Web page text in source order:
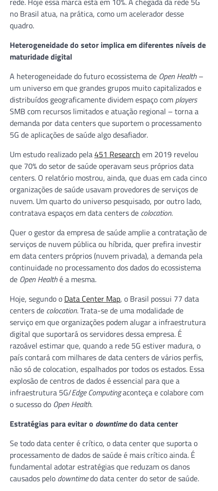
no Brasil atua, na prática, como um acelerador desse
quadro.
Heterogeneidade do setor implica em diferentes níveis de
maturidade digital
A heterogeneidade do futuro ecossistema de Open Health–
um universo em que grandes grupos muito capitalizados e
distribuídos geograficamente dividem espaço com players
SMB com recursos limitados e atuação regional – torna a
demanda por data centers que suportem o processamento
5G de aplicações de saúde algo desafiador.
Um estudo realizado pela451 Research em 2019 revelou
que 70% do setor de saúde operavam seus próprios data
centers. O relatório mostrou, ainda, que duas em cada cinco
organizações de saúde usavam provedores de serviços de
nuvem. Um quarto do universo pesquisado, por outro lado,
contratava espaços em data centers de colocation.
Quer o gestor da empresa de saúde amplie a contratação de
serviços de nuvem pública ou híbrida, quer prefira investir
em data centers próprios (nuvem privada), a demanda pela
continuidade no processamento dos dados do ecossistema
de Open Healthé a mesma.
Hoje, segundo o Data Center Map, o Brasil possui 77 data
centers de colocation. Trata-se de uma modalidade de
serviço em que organizações podem alugar a infraestrutura
digital que suportará os servidores dessa empresa. É
razoável estimar que, quando a rede 5G estiver madura, o
país contará com milhares de data centers de vários perfis,
não só de colocation, espalhados por todos os estados. Essa
explosão de centros de dados é essencial para que a
infraestrutura 5G/Edge Computingaconteça e colabore com
o sucesso do Open Health.
Estratégias para evitar o downtimedo data center
Se todo data center é crítico, o data center que suporta o
processamento de dados de saúde é mais crítico ainda. É
fundamental adotar estratégias que reduzam os danos
causados pelo downtimedo data center do setor de saúde.